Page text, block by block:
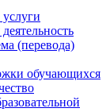
(перевода)
обучающихся